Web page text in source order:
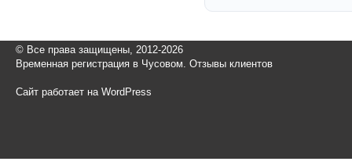
© Все права защищены, 2012-2026
Временная регистрация в Чусовом. Отзывы клиентов
Сайт работает на WordPress